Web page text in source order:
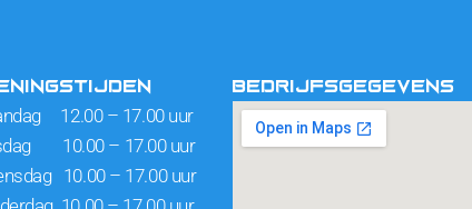
12.00 – 17.00 uur
10.00 – 17.00 uur
10.00 – 17.00 uur
BEDRIJFSGEGEVENS